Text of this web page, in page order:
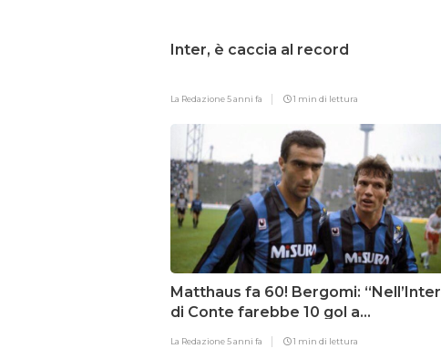
Inter, è caccia al record
La Redazione5 anni fa 1 min di lettura
Matthaus fa 60! Bergomi: “Nell’Inter
di Conte farebbe 10 gol a
La Redazione5 anni fa 1 min di lettura